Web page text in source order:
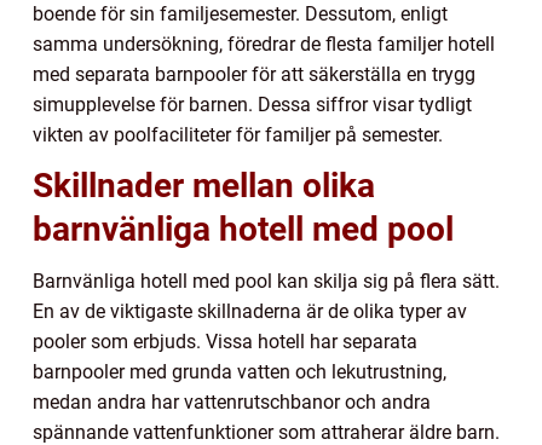
boende för sin familjesemester. Dessutom, enligt
samma undersökning, föredrar de flesta familjer hotell
med separata barnpooler för att säkerställa en trygg
simupplevelse för barnen. Dessa siffror visar tydligt
vikten av poolfaciliteter för familjer på semester.
Skillnader mellan olika
barnvänliga hotell med pool
Barnvänliga hotell med pool kan skilja sig på flera sätt.
En av de viktigaste skillnaderna är de olika typer av
pooler som erbjuds. Vissa hotell har separata
barnpooler med grunda vatten och lekutrustning,
medan andra har vattenrutschbanor och andra
spännande vattenfunktioner som attraherar äldre barn.